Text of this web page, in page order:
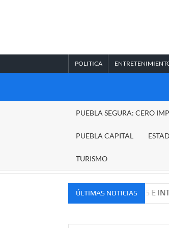
POLITICA
PUEBLA SEGURA: CERO
PUEBLA CAPITAL
TURISMO
ÚLTIMAS NOTICIAS
MERCADOS NACIONALES E